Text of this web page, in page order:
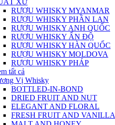
XỨ
RƯỢU WHISKY MYANMAR
RƯỢU WHISKY PHẦN LAN
RƯỢU WHISKY ANH QUỐC
RƯỢU WHISKY ẤN ĐỘ
RƯỢU WHISKY HÀN QUỐC
RƯỢU WHISKY MOLDOVA
RƯỢU WHISKY PHÁP
tất cả
Vị Whisky
BOTTLED-IN-BOND
DRIED FRUIT AND NUT
ELEGANT AND FLORAL
FRESH FRUIT AND VANILLA